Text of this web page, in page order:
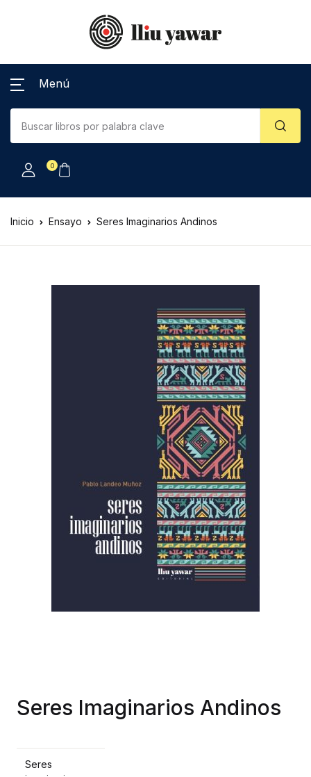
Menú
0
Inicio Ensayo Seres Imaginarios Andinos
Seres Imaginarios Andinos
Seres